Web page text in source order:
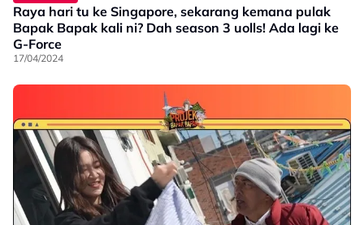
Raya hari tu ke Singapore, sekarang kemana pulak
Bapak Bapak kali ni? Dah season 3 uolls! Ada lagi ke
G-Force
17/04/2024